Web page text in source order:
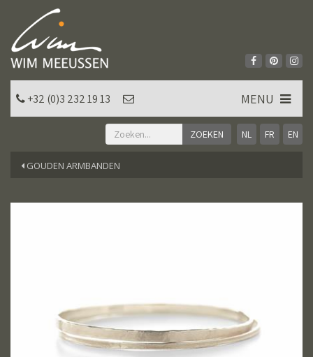
NL FR EN
+32 (0)3 232 19 13 MENU
GOUDEN ARMBANDEN